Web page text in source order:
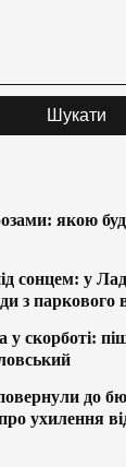
якою
сонцем: у
з паркового
у скорботі:
до
ухилення